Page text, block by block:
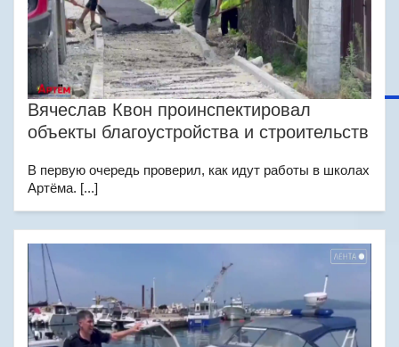
Вячеслав Квон проинспектировал
объекты благоустройства и строительств
В первую очередь проверил, как идут работы в школах
Артёма. [...]